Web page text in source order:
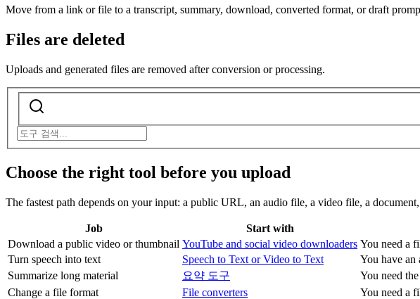
Move from a link or file to a transcript, summary, download, converted format, or draft
Files are deleted
Uploads and generated files are removed after conversion or processing.
Choose the right tool before you upload
The fastest path depends on your input: a public URL, an audio file, a video file, a
Job Start with
Download a public video or thumbnail YouTube and social video downloaders You need a
Turn speech into text
Speech to Text or Video to Text
You have an
Summarize long material
요약 도구
You need
Change a file format
File converters
You need a